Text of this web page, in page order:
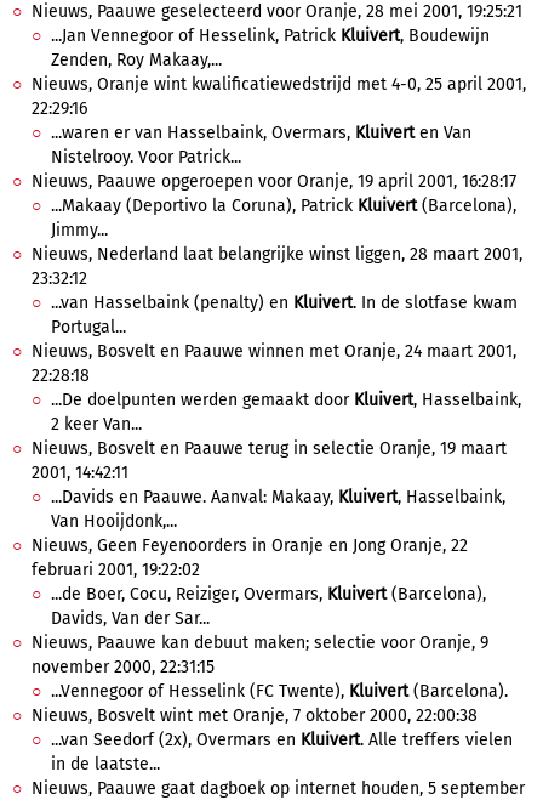
Nieuws, Paauwe geselecteerd voor Oranje, 28 mei 2001, 19:25:21
...Jan Vennegoor of Hesselink, Patrick Kluivert, Boudewijn
Zenden, Roy Makaay,...
Nieuws, Oranje wint kwalificatiewedstrijd met 4-0, 25 april 2001,
22:29:16
...waren er van Hasselbaink, Overmars, Kluiverten Van
Nistelrooy. Voor Patrick...
Nieuws, Paauwe opgeroepen voor Oranje, 19 april 2001, 16:28:17
...Makaay (Deportivo la Coruna), Patrick Kluivert(Barcelona),
Jimmy...
Nieuws, Nederland laat belangrijke winst liggen, 28 maart 2001,
23:32:12
...van Hasselbaink (penalty) en Kluivert. In de slotfase kwam
Portugal...
Nieuws, Bosvelt en Paauwe winnen met Oranje, 24 maart 2001,
22:28:18
...De doelpunten werden gemaakt door Kluivert, Hasselbaink,
2 keer Van...
Nieuws, Bosvelt en Paauwe terug in selectie Oranje, 19 maart
2001, 14:42:11
...Davids en Paauwe. Aanval: Makaay, Kluivert, Hasselbaink,
Van Hooijdonk,...
Nieuws, Geen Feyenoorders in Oranje en Jong Oranje, 22
februari 2001, 19:22:02
...de Boer, Cocu, Reiziger, Overmars, Kluivert(Barcelona),
Davids, Van der Sar...
Nieuws, Paauwe kan debuut maken; selectie voor Oranje, 9
november 2000, 22:31:15
...Vennegoor of Hesselink (FC Twente), Kluivert(Barcelona).
Nieuws, Bosvelt wint met Oranje, 7 oktober 2000, 22:00:38
...van Seedorf (2x), Overmars en Kluivert. Alle treffers vielen
in de laatste...
Nieuws, Paauwe gaat dagboek op internet houden, 5 september